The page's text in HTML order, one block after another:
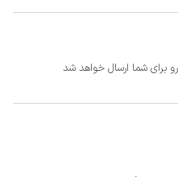
برای شما ارسال خواهد شد